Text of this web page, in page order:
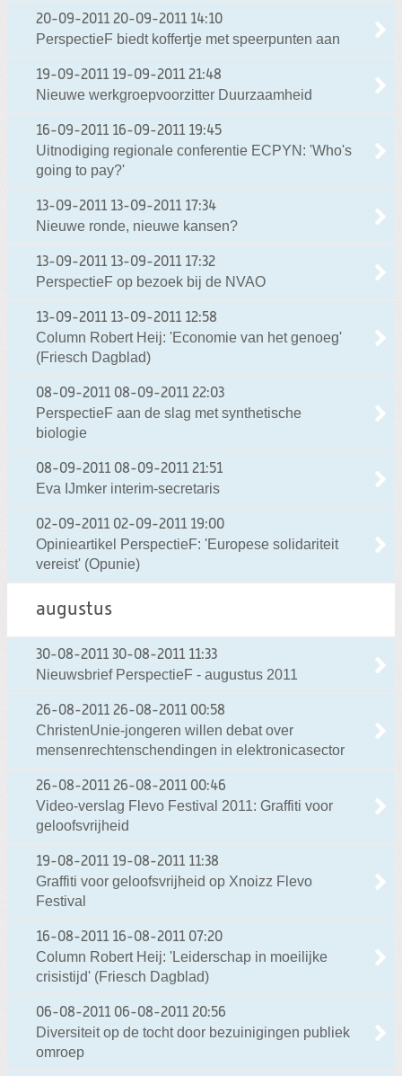
20-09-2011 20-09-2011 14:10
PerspectieF biedt koffertje met speerpunten aan
19-09-2011 19-09-2011 21:48
Nieuwe werkgroepvoorzitter Duurzaamheid
16-09-2011 16-09-2011 19:45
Uitnodiging regionale conferentie ECPYN: 'Who's
going to pay?'
13-09-2011 13-09-2011 17:34
Nieuwe ronde, nieuwe kansen?
13-09-2011 13-09-2011 17:32
PerspectieF op bezoek bij de NVAO
13-09-2011 13-09-2011 12:58
Column Robert Heij: 'Economie van het genoeg'
(Friesch Dagblad)
08-09-2011 08-09-2011 22:03
PerspectieF aan de slag met synthetische
biologie
08-09-2011 08-09-2011 21:51
Eva IJmker interim-secretaris
02-09-2011 02-09-2011 19:00
Opinieartikel PerspectieF: 'Europese solidariteit
vereist' (Opunie)
augustus
30-08-2011 30-08-2011 11:33
Nieuwsbrief PerspectieF - augustus 2011
26-08-2011 26-08-2011 00:58
ChristenUnie-jongeren willen debat over
mensenrechtenschendingen in elektronicasector
26-08-2011 26-08-2011 00:46
Video-verslag Flevo Festival 2011: Graffiti voor
geloofsvrijheid
19-08-2011 19-08-2011 11:38
Graffiti voor geloofsvrijheid op Xnoizz Flevo
Festival
16-08-2011 16-08-2011 07:20
Column Robert Heij: 'Leiderschap in moeilijke
crisistijd' (Friesch Dagblad)
06-08-2011 06-08-2011 20:56
Diversiteit op de tocht door bezuinigingen publiek
omroep